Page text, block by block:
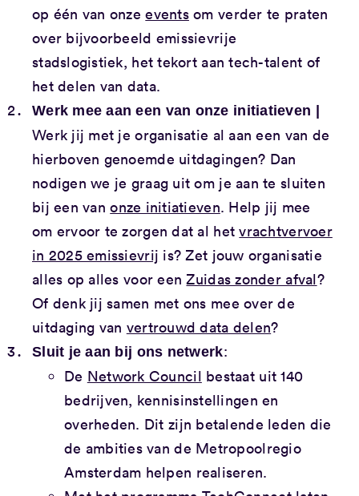
op één van onzeeventsom verder te praten
over bijvoorbeeld emissievrije
stadslogistiek, het tekort aan tech-talent of
het delen van data.
Werk mee aan een van onze initiatieven |
Werk jij met je organisatie al aan een van de
hierboven genoemde uitdagingen? Dan
nodigen we je graag uit om je aan te sluiten
bij een vanonze initiatieven. Help jij mee
om ervoor te zorgen dat al hetvrachtvervoer
in 2025 emissievrij is? Zet jouw organisatie
alles op alles voor eenZuidas zonder afval?
Of denk jij samen met ons mee over de
uitdaging van vertrouwd data delen?
Sluit je aan bij ons netwerk:
De Network Council bestaat uit 140
bedrijven, kennisinstellingen en
overheden. Dit zijn betalende leden die
de ambities van de Metropoolregio
Amsterdam helpen realiseren.